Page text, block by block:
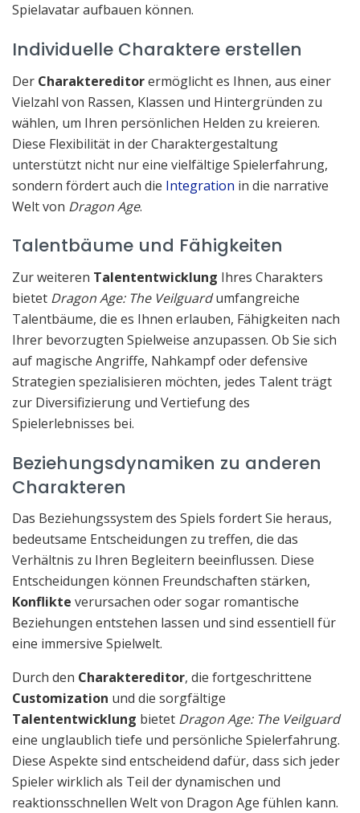
Spielavatar aufbauen können.
Individuelle Charaktere erstellen
Der Charaktereditorermöglicht es Ihnen, aus einer
Vielzahl von Rassen, Klassen und Hintergründen zu
wählen, um Ihren persönlichen Helden zu kreieren.
Diese Flexibilität in der Charaktergestaltung
unterstützt nicht nur eine vielfältige Spielerfahrung,
sondern fördert auch die Integration in die narrative
Welt von Dragon Age.
Talentbäume und Fähigkeiten
Zur weiteren Talententwicklung Ihres Charakters
bietet Dragon Age: The Veilguardumfangreiche
Talentbäume, die es Ihnen erlauben, Fähigkeiten nach
Ihrer bevorzugten Spielweise anzupassen. Ob Sie sich
auf magische Angriffe, Nahkampf oder defensive
Strategien spezialisieren möchten, jedes Talent trägt
zur Diversifizierung und Vertiefung des
Spielerlebnisses bei.
Beziehungsdynamiken zu anderen
Charakteren
Das Beziehungssystem des Spiels fordert Sie heraus,
bedeutsame Entscheidungen zu treffen, die das
Verhältnis zu Ihren Begleitern beeinflussen. Diese
Entscheidungen können Freundschaften stärken,
Konflikte verursachen oder sogar romantische
Beziehungen entstehen lassen und sind essentiell für
eine immersive Spielwelt.
Durch den Charaktereditor, die fortgeschrittene
Customization und die sorgfältige
Talententwicklung bietet Dragon Age: The Veilguard
eine unglaublich tiefe und persönliche Spielerfahrung.
Diese Aspekte sind entscheidend dafür, dass sich jeder
Spieler wirklich als Teil der dynamischen und
reaktionsschnellen Welt von Dragon Age fühlen kann.